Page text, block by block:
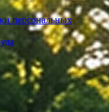
персональных